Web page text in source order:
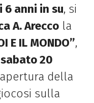
6 anni in su, si
A. Areccola
E IL MONDO”,
20
della
sulla